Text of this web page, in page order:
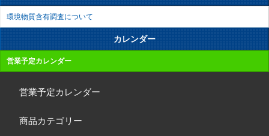
環境物質含有調査について
カレンダー
営業予定カレンダー
営業予定カレンダー
商品カテゴリー